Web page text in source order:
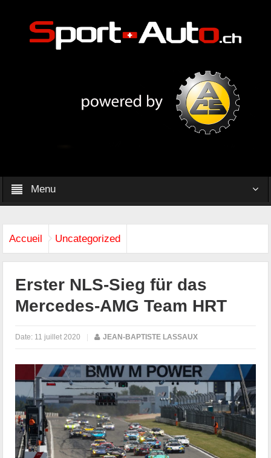
Menu
Accueil Uncategorized
Erster NLS-Sieg für das
Mercedes-AMG Team HRT
Date: 11 juillet 2020 | JEAN-BAPTISTE LASSAUX